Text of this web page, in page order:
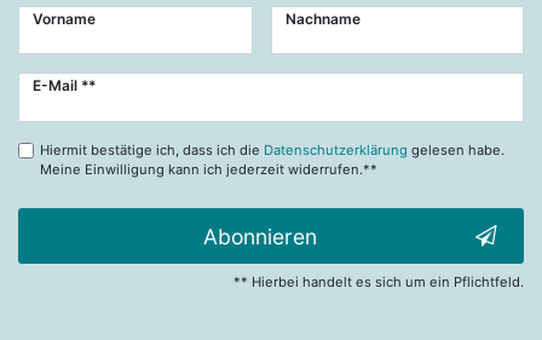
Vorname Nachname
E-Mail **
Newsletter
Hiermit bestätige ich, dass ich die Datenschutzerklärung gelesen habe.
Meine Einwilligung kann ich jederzeit widerrufen.**
Abonnieren
** Hierbei handelt es sich um ein Pflichtfeld.